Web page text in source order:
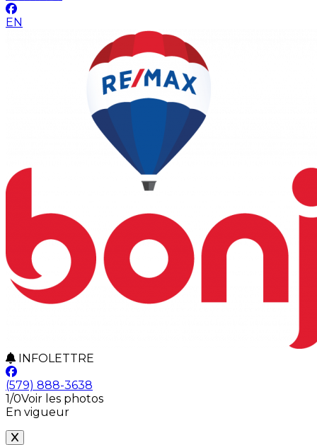
EN
INFOLETTRE
(579) 888-3638
1/0Voir les photos
En vigueur